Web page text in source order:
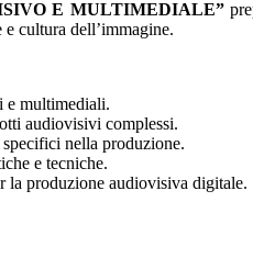
E MULTIMEDIALE”
cultura dell’immagine.
e multimediali.
audiovisivi complessi.
nella produzione.
e tecniche.
la produzione audiovisiva digitale.